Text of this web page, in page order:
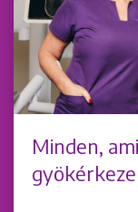
Minden,